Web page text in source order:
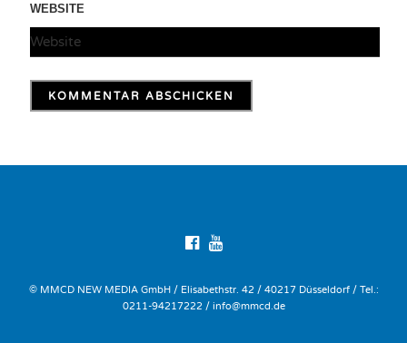
WEBSITE
© MMCD NEW MEDIA GmbH / Elisabethstr. 42 / 40217 Düsseldorf / Tel.:
0211-94217222 / info@mmcd.de